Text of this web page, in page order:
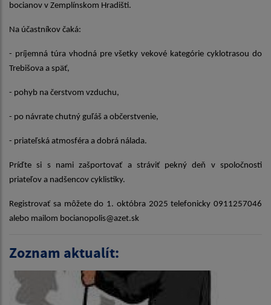
bocianov v Zemplínskom Hradišti.
Na účastníkov čaká:
- príjemná túra vhodná pre všetky vekové kategórie cyklotrasou do
Trebišova a späť,
- pohyb na čerstvom vzduchu,
- po návrate chutný guľáš a občerstvenie,
- priateľská atmosféra a dobrá nálada.
Príďte si s nami zašportovať a stráviť pekný deň v spoločnosti
priateľov a nadšencov cyklistiky.
Registrovať sa môžete do 1. októbra 2025 telefonicky 0911257046
alebo mailom bocianopolis@azet.sk
Zoznam aktualít: